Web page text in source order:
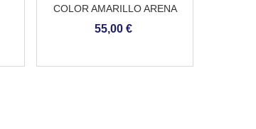
COLOR AMARILLO ARENA
55,00 €